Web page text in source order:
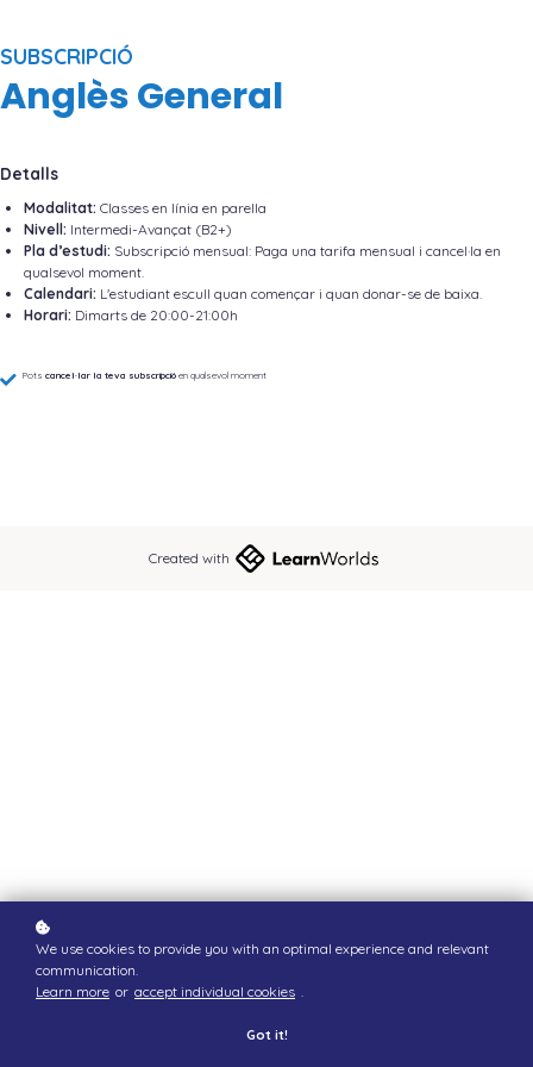
SUBSCRIPCIÓ
Anglès General
Detalls
Modalitat: Classes en línia en parella
Nivell: Intermedi-Avançat (B2+)
Pla d’estudi: Subscripció mensual: Paga una tarifa mensual i cancel·la en
qualsevol moment.
Calendari: L'estudiant escull quan començar i quan donar-se de baixa.
Horari: Dimarts de 20:00-21:00h
Pots cancel·lar la teva subscripcióen qualsevol moment
Created with
We use cookies to provide you with an optimal experience and relevant
communication.
Learn more or accept individual cookies .
Got it!